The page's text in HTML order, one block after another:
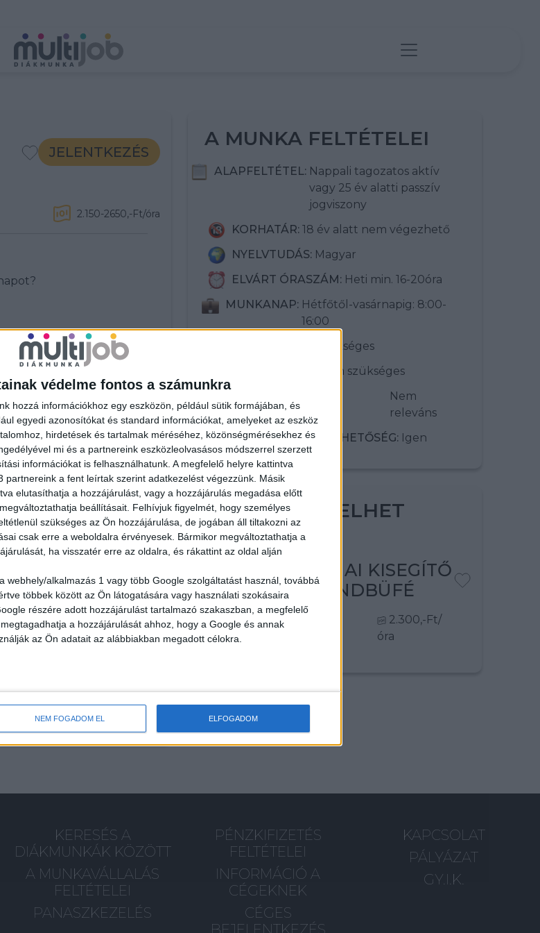
védelme fontos a számunkra
hozzá információkhoz egy eszközön, például sütik formájában, és
egyedi azonosítókat és standard információkat, amelyeket az eszköz
hirdetések és tartalmak méréséhez, közönségmérésekhez és
mi és a partnereink eszközleolvasásos módszerrel szerzett
információkat is felhasználhatunk. A megfelelő helyre kattintva
partnereink a fent leírtak szerint adatkezelést végezzünk. Másik
elutasíthatja a hozzájárulást, vagy a hozzájárulás megadása előtt
beállításait. Felhívjuk figyelmét, hogy személyes
szükséges az Ön hozzájárulása, de jogában áll tiltakozni az
csak erre a weboldalra érvényesek. Bármikor megváltoztathatja a
ha visszatér erre az oldalra, és rákattint az oldal alján
webhely/alkalmazás 1 vagy több Google szolgáltatást használ, továbbá
többek között az Ön látogatására vagy használati szokásaira
részére adott hozzájárulást tartalmazó szakaszban, a megfelelő
a hozzájárulását ahhoz, hogy a Google és annak
az Ön adatait az alábbiakban megadott célokra.
NEM FOGADOM EL ELFOGADOM
JELENTKEZÉS
2.150-2650,-Ft/óra
A MUNKA FELTÉTELEI
ALAPFELTÉTEL: Nappali tagozatos aktív
vagy 25 év alatti passzív
jogviszony
KORHATÁR: 18 év alatt nem végezhető
NYELVTUDÁS: Magyar
ELVÁRT ÓRASZÁM: Heti min. 16-20óra
MUNKANAP: Hétfőtől-vasárnapig: 8:00-
16:00
Szükséges
Nem szükséges
LEHETŐSÉG:
Nem
releváns
ELŐLEG KÉRÉSI LEHETŐSÉG: Igen
EZ IS ÉRDEKELHET
KONYHAI KISEGÍTŐ
- STRANDBÜFÉ
Verőce
2.300,-Ft/
óra
KERESÉS A
DIÁKMUNKÁK KÖZÖTT
A MUNKAVÁLLALÁS
FELTÉTELEI
PANASZKEZELÉS
PÉNZKIFIZETÉS
FELTÉTELEI
INFORMÁCIÓ A
CÉGEKNEK
CÉGES
BEJELENTKEZÉS
KAPCSOLAT
PÁLYÁZAT
GY.I.K.